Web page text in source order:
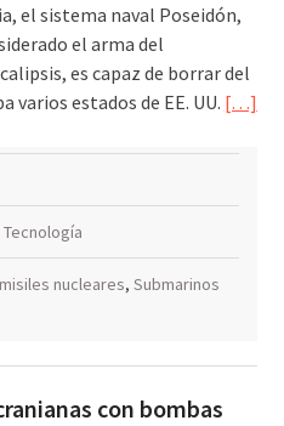
el sistema naval Poseidón,
el arma del
es capaz de borrar del
varios estados de EE. UU. […]
Tecnología
misiles nucleares, Submarinos
con bombas